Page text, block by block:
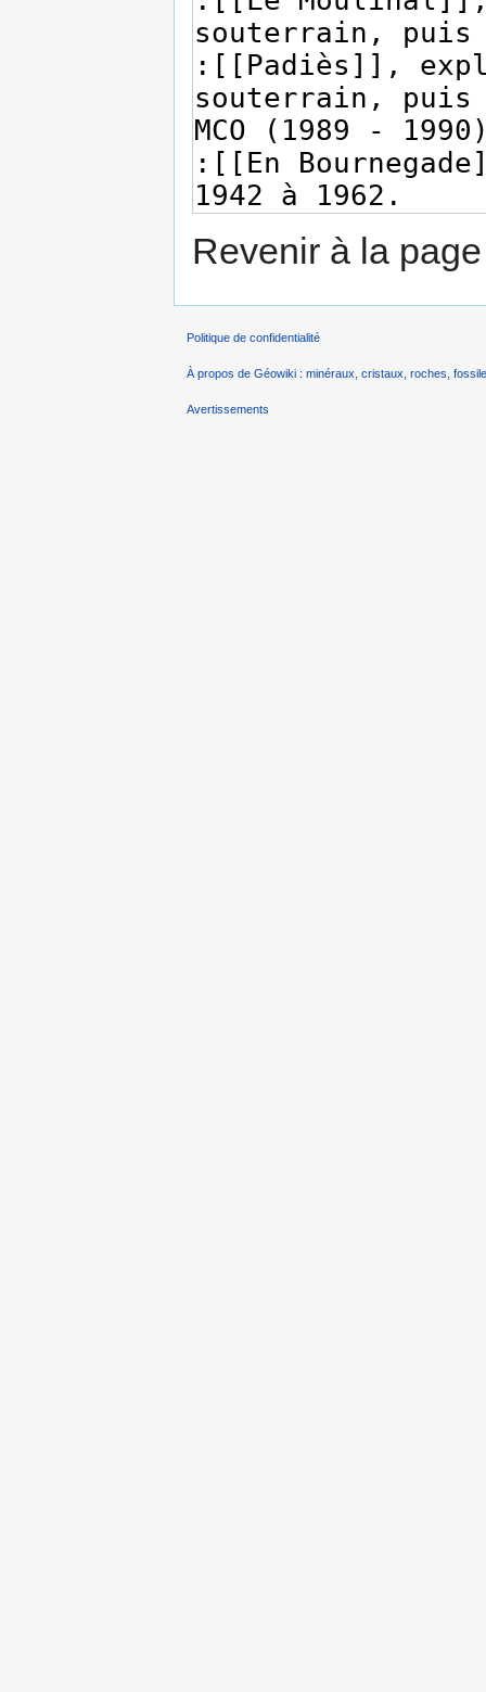
Revenir à la
Politique de confidentialité
À propos de Géowiki : minéraux, cristaux, roches,
Avertissements